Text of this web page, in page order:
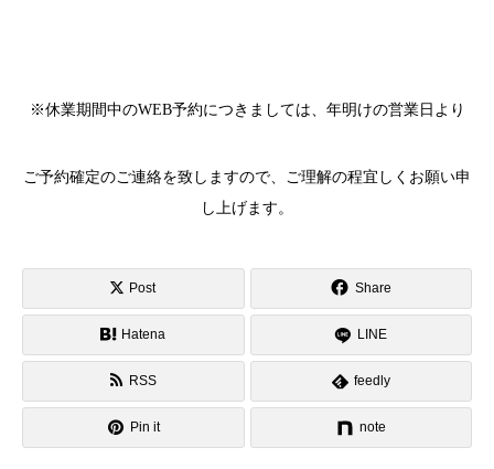
※休業期間中のWEB予約につきましては、年明けの営業日より
ご予約確定のご連絡を致しますので、ご理解の程宜しくお願い申
し上げます。
Post Share
Hatena LINE
RSS feedly
Pin it note